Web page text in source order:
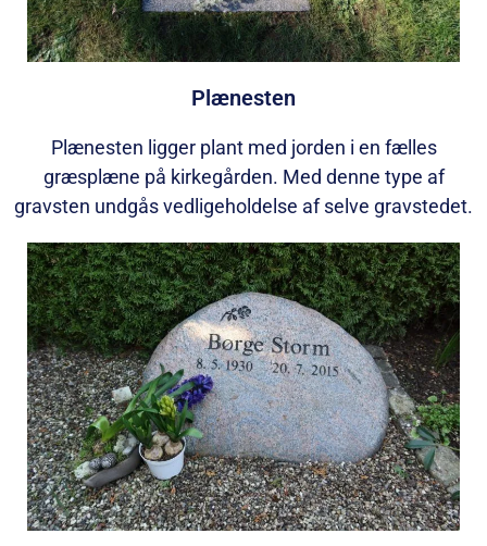
Plænesten
Plænesten ligger plant med jorden i en fælles
græsplæne på kirkegården. Med denne type af
gravsten undgås vedligeholdelse af selve gravstedet.